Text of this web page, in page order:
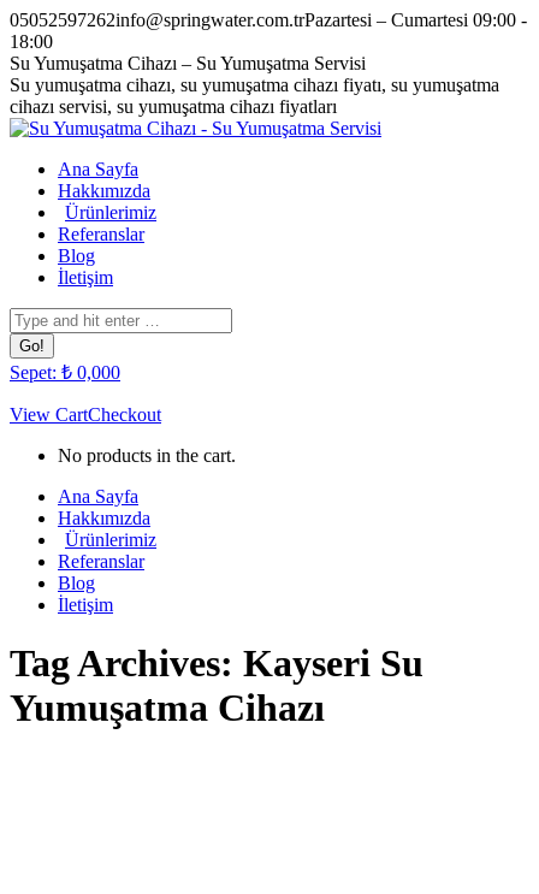
Skip
to
content
05052597262info@springwater.com.trPazartesi – Cumartesi 09:00 -
18:00
Facebook
page
opens
in
window
Twitter
page
opens
in
window
Pinterest
page
opens
in
window
Instagram
page
opens
in
window
Su Yumuşatma Cihazı – Su Yumuşatma Servisi
Su yumuşatma cihazı, su yumuşatma cihazı fiyatı, su yumuşatma
cihazı servisi, su yumuşatma cihazı fiyatları
Ana Sayfa
Hakkımızda
Ürünlerimiz
Referanslar
Blog
İletişim
Search:
Sepet: ₺ 0,000
View CartCheckout
No products in the cart.
Ana Sayfa
Hakkımızda
Ürünlerimiz
Referanslar
Blog
İletişim
Tag Archives: Kayseri Su
Yumuşatma Cihazı